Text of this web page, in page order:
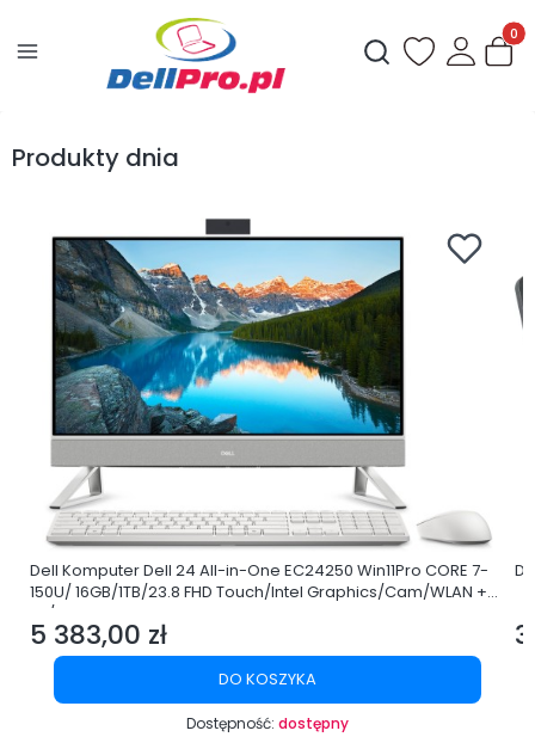
Otwórz
Produkty dnia
Dell Komputer Dell 24 All-in-One EC24250 Win11Pro CORE 7-
150U/ 16GB/1TB/23.8 FHD Touch/Intel Graphics/Cam/WLAN +
BT/3Y ProSupport
Cena
5 383,00 zł
DO KOSZYKA
Dostępność: dostępny